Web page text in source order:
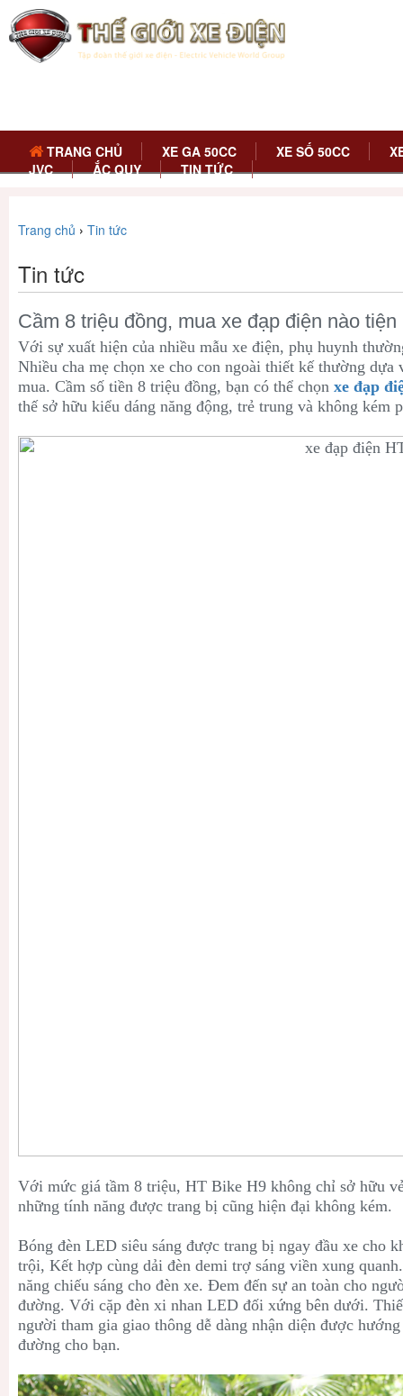
TRANG CHỦ XE GA 50CC XE SỐ 50CC
JVC
ẮC QUY TIN TỨC
Trang chủ › Tin tức
Tin tức
Cầm 8 triệu đồng, mua xe đạp điện nào
Với sự xuất hiện của nhiều mẫu xe điện, phụ huynh
Nhiều cha mẹ chọn xe cho con ngoài thiết kế thường dựa
mua. Cầm số tiền 8 triệu đồng, bạn có thể chọn xe đạp
thế sở hữu kiểu dáng năng động, trẻ trung và không kém
Với mức giá tầm 8 triệu, HT Bike H9 không chỉ sở hữu
những tính năng được trang bị cũng hiện đại không kém.
Bóng đèn LED siêu sáng được trang bị ngay đầu xe cho
trội, Kết hợp cùng dải đèn demi trợ sáng viền xung
năng chiếu sáng cho đèn xe. Đem đến sự an toàn cho
đường. Với cặp đèn xi nhan LED đối xứng bên dưới.
người tham gia giao thông dễ dàng nhận diện được
đường cho bạn.